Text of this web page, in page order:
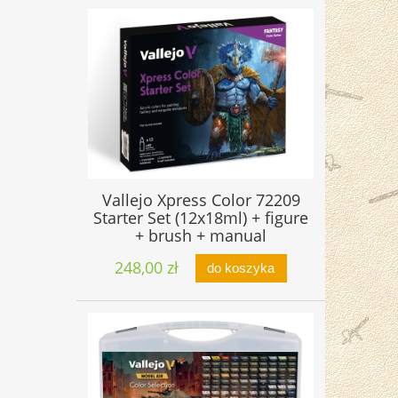
Vallejo Xpress Color 72209
Starter Set (12x18ml) + figure
+ brush + manual
248,00 zł
do koszyka